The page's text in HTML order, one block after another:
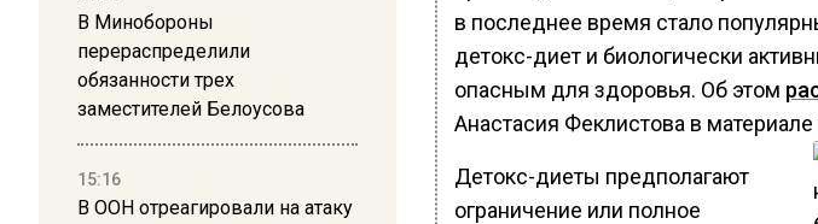
В Минобороны
перераспределили
обязанности трех
заместителей Белоусова
15:16
В ООН отреагировали на атаку
в последнее время стало
детокс-диет и биологически
опасным для здоровья. Об этом
Анастасия Феклистова в материале
Детокс-диеты предполагают
ограничение или полное